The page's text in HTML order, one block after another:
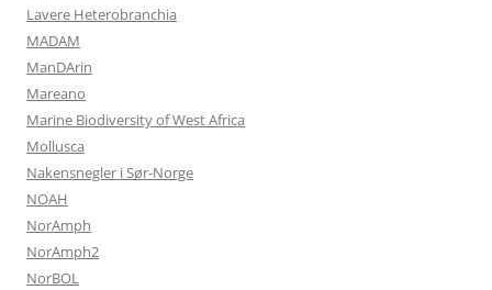
Lavere Heterobranchia
MADAM
ManDArin
Mareano
Marine Biodiversity of West Africa
Mollusca
Nakensnegler i Sør-Norge
NOAH
NorAmph
NorAmph2
NorBOL